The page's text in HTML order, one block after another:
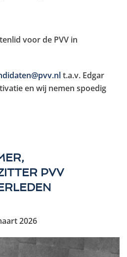
voor de PVV in
t.a.v. Edgar
en wij nemen spoedig
PVV
2026